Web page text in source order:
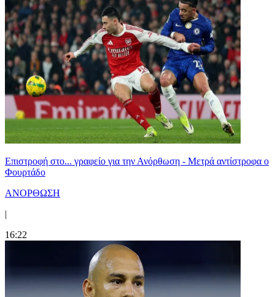
Επιστροφή στο... γραφείο για την Ανόρθωση - Μετρά αντίστροφα ο
Φουρτάδο
ΑΝΟΡΘΩΣΗ
|
16:22